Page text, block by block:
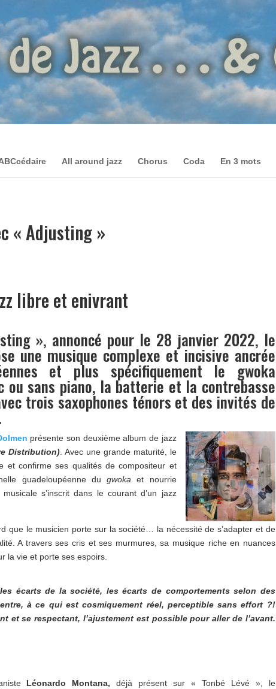
All around jazz Chorus Coda En 3 mots
« Adjusting »
libre et enivrant
», annoncé pour le 28 janvier 2022, le
une musique complexe et incisive ancrée
et plus spécifiquement le gwoka
ou sans piano, la batterie et la contrebasse
trois saxophones ténors et des invités de
présente son deuxième album de jazz
Distribution) . Avec une grande maturité, le
et confirme ses qualités de compositeur et
guadeloupéenne dugwoka et nourrie
s’inscrit dans le courant d’un jazz
que le musicien porte sur la société… la nécessité de s’adapter et de
A travers ses cris et ses murmures, sa musique riche en nuances
la vie et porte ses espoirs.
écarts de la société, les écarts de comportements selon des
à ce qui est cosmiquement réel, perceptible sans effort ?!
et se respectant, l’ajustement est possible pour aller de l’avant.
Léonardo Montana,déjà présent sur « Tonbé Lévé », le